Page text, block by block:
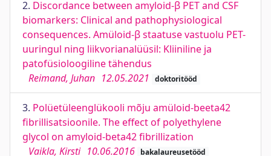
2. Discordance between amyloid-β PET and CSF
biomarkers: Clinical and pathophysiological
consequences. Amüloid-β staatuse vastuolu PET-
uuringul ning liikvorianalüüsil: Kliiniline ja
patofüsioloogiline tähendus
Reimand, Juhan 12.05.2021 doktoritööd
3. Polüetüleenglükooli mõju amüloid-beeta42
fibrillisatsioonile. The effect of polyethylene
glycol on amyloid-beta42 fibrillization
Vaikla, Kirsti 10.06.2016 bakalaureusetööd